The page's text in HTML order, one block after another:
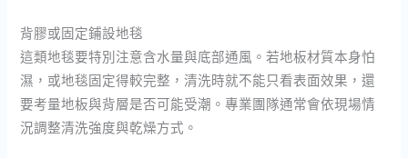
背膠或固定鋪設地毯
這類地毯要特別注意含水量與底部通風。若地板材質本身怕
濕，或地毯固定得較完整，清洗時就不能只看表面效果，還
要考量地板與背層是否可能受潮。專業團隊通常會依現場情
況調整清洗強度與乾燥方式。